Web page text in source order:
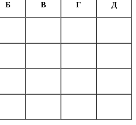
Б В Г Д